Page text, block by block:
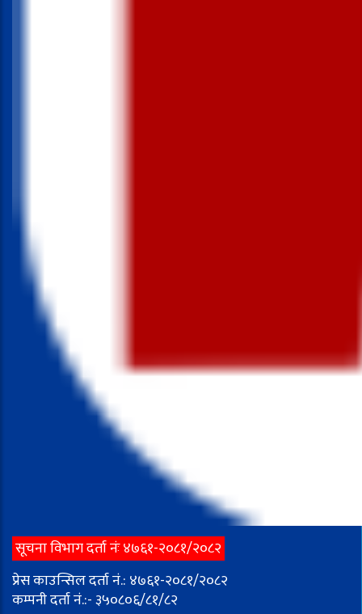
सूचना विभाग दर्ता नंः ४७६१-२०८१/२०८२
प्रेस काउन्सिल दर्ता नं.: ४७६१-२०८१/२०८२
कम्पनी दर्ता नं.:- ३५०८०६/८१/८२